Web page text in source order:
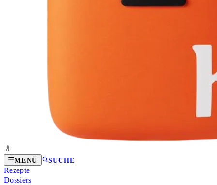
MENÜ SUCHE
Rezepte
Dossiers